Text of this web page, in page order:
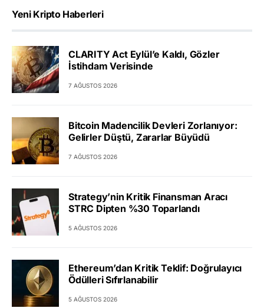
Yeni Kripto Haberleri
CLARITY Act Eylül’e Kaldı, Gözler
İstihdam Verisinde
7 AĞUSTOS 2026
Bitcoin Madencilik Devleri Zorlanıyor:
Gelirler Düştü, Zararlar Büyüdü
7 AĞUSTOS 2026
Strategy’nin Kritik Finansman Aracı
STRC Dipten %30 Toparlandı
5 AĞUSTOS 2026
Ethereum’dan Kritik Teklif: Doğrulayıcı
Ödülleri Sıfırlanabilir
5 AĞUSTOS 2026